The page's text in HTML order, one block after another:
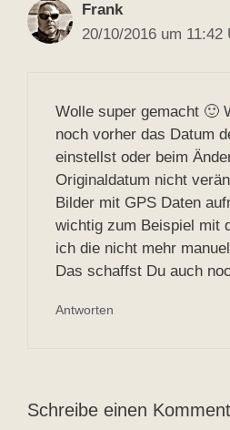
Frank
20/10/2016 um 11:42
Wolle super gemacht 🙂
noch vorher das Datum
einstellst oder beim
Originaldatum nicht
Bilder mit GPS Daten
wichtig zum Beispiel mit
ich die nicht mehr
Das schaffst Du auch
Antworten
Schreibe einen